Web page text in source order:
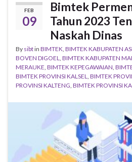
FEB
09
Bimtek
Tahun 2023
Naskah Dinas
By sibtin BIMTEK BIMTEK KABUPATEN
BOVEN DIGOEL BIMTEK KABUPATEN
MERAUKE BIMTEK KEPEGAWAIAN
BIMTEK PROVINSI KALSEL BIMTEK
PROVINSI KALTENG BIMTEK PROVINSI